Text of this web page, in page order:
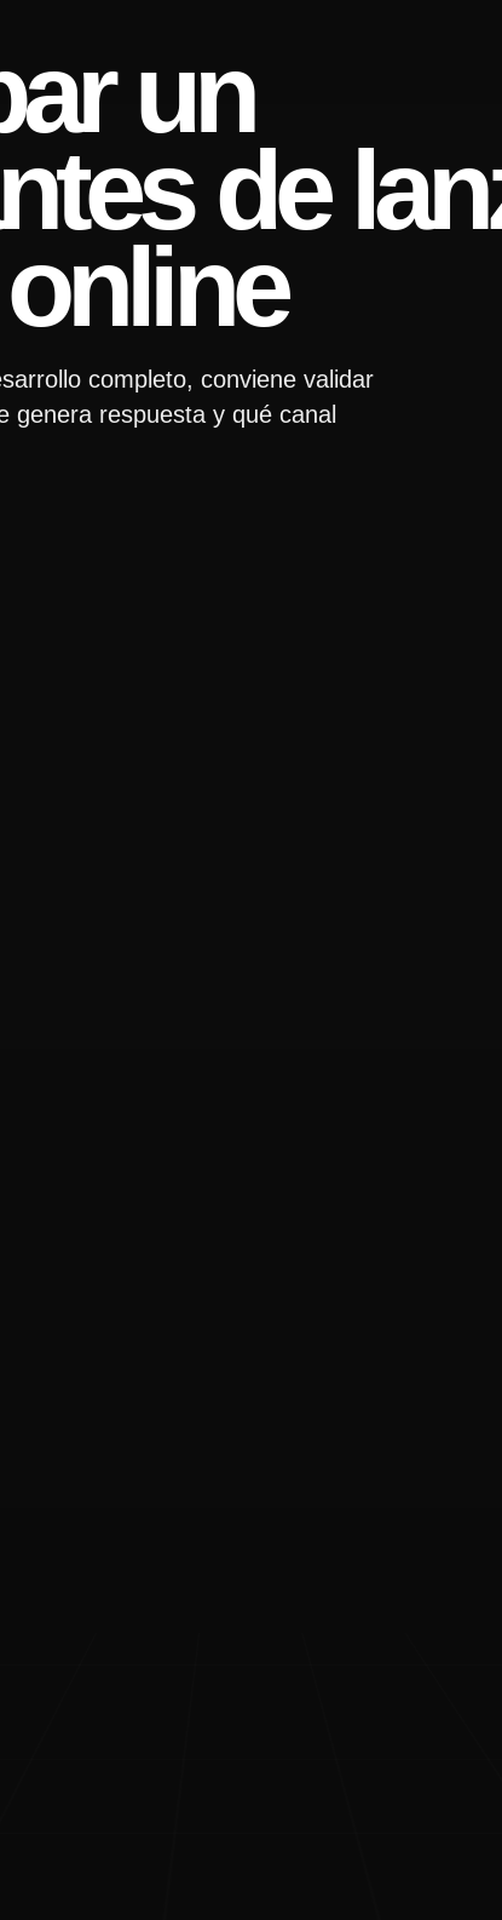
un
de
completo, conviene validar
genera respuesta y qué canal